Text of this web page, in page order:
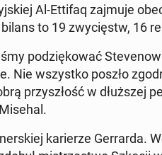
Al-Ettifaq zajmuje
to 19 zwy­cięstw, 16
po­dzię­ko­wać
Nie wszyst­ko poszło
przy­szłość w dłuż­szej
ka­rie­rze Ger­rar­da.